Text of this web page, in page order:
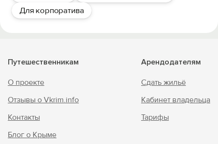
Для корпоратива
Путешественникам
О проекте
Отзывы о Vkrim.info
Контакты
Блог о Крыме
Арендодателям
Сдать жильё
Кабинет владельца
Тарифы